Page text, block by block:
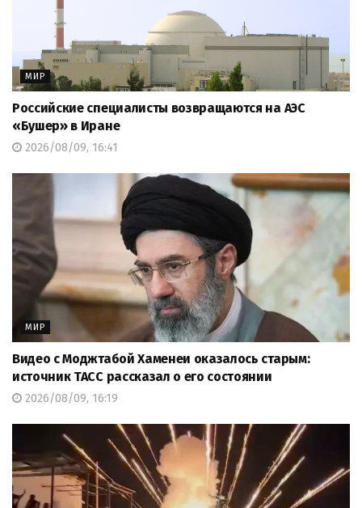
МИР
Российские специалисты возвращаются на АЭС
«Бушер» в Иране
2026/08/09, 16:41
МИР
Видео с Моджтабой Хаменеи оказалось старым:
источник ТАСС рассказал о его состоянии
2026/08/09, 16:19